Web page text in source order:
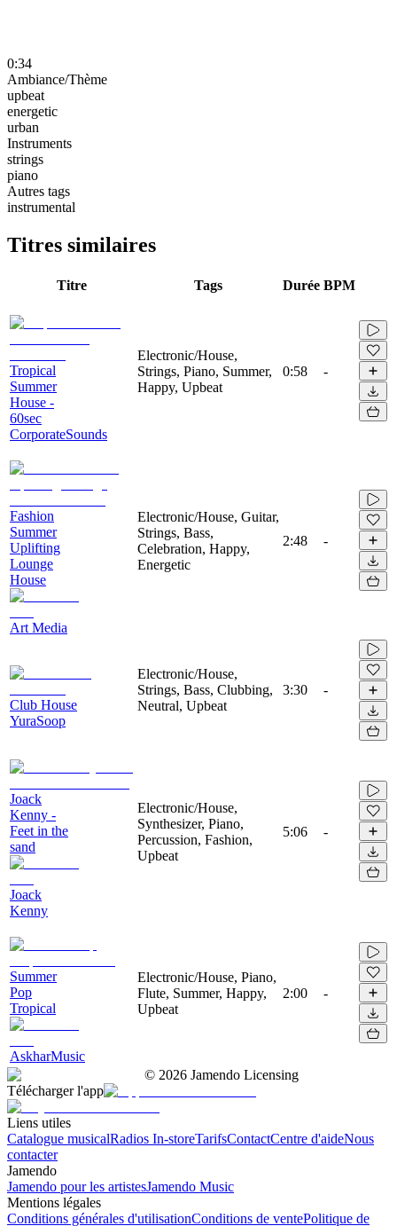
0:34
Ambiance/Thème
upbeat
energetic
urban
Instruments
strings
piano
Autres tags
instrumental
Titres similaires
Titre Tags Durée BPM
Tropical
Summer
House -
60sec
CorporateSounds
Electronic/House,
Strings, Piano, Summer,
Happy, Upbeat
0:58 -
Fashion
Summer
Uplifting
Lounge
House
Art Media
Electronic/House, Guitar,
Strings, Bass,
Celebration, Happy,
Energetic
2:48 -
Club House
YuraSoop
Electronic/House,
Strings, Bass, Clubbing,
Neutral, Upbeat
3:30 -
Joack
Kenny -
Feet in the
sand
Joack
Kenny
Electronic/House,
Synthesizer, Piano,
Percussion, Fashion,
Upbeat
5:06 -
Summer
Pop
Tropical
AskharMusic
Electronic/House, Piano,
Flute, Summer, Happy,
Upbeat
2:00 -
© 2026 Jamendo Licensing
Télécharger l'app
Liens utiles
Catalogue musicalRadios In-storeTarifsContactCentre d'aideNous
contacter
Jamendo
Jamendo pour les artistesJamendo Music
Mentions légales
Conditions générales d'utilisationConditions de ventePolitique de